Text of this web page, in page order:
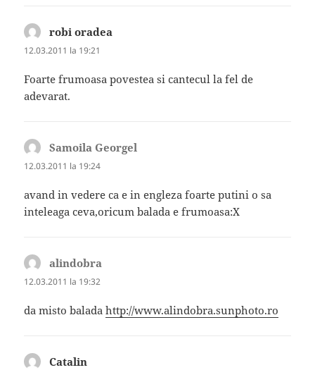
robi oradea
12.03.2011 la 19:21
Foarte frumoasa povestea si cantecul la fel de
adevarat.
Samoila Georgel
12.03.2011 la 19:24
avand in vedere ca e in engleza foarte putini o sa
inteleaga ceva,oricum balada e frumoasa:X
alindobra
12.03.2011 la 19:32
da misto baladahttp://www.alindobra.sunphoto.ro
Catalin